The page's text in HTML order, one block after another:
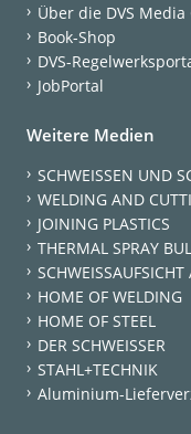
Über die DVS Media
Book-Shop
DVS-
JobPortal
Weitere Medien
SCHWEISSEN UND
WELDING AND
JOINING PLASTICS
THERMAL SPRAY
SCHWEISSAUFSICHT
HOME OF WELDING
HOME OF STEEL
DER SCHWEISSER
STAHL+TECHNIK
Aluminium-